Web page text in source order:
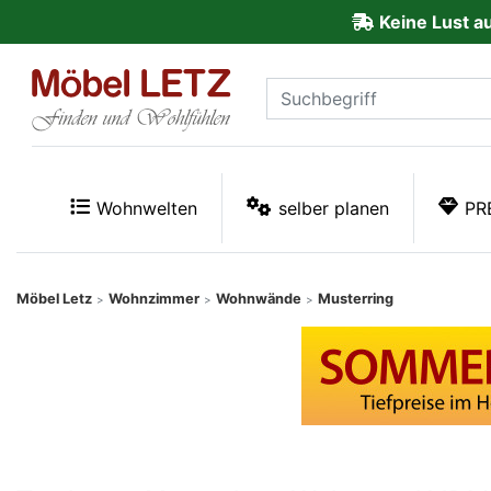
Keine Lust
Wohnwelten selber planen
Möbel Letz > Wohnzimmer > Wohnwände > Musterring
Kundenmeinungen
PREMIUM
Schnell